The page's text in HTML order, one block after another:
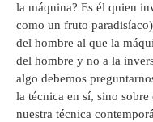
la máquina? Es él quien
como un fruto
del hombre al que la
del hombre y no a la
algo debemos
la técnica en sí, sino
nuestra técnica